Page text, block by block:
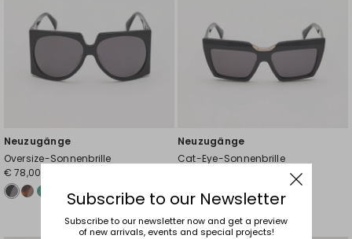
Neuzugänge
Oversize-Sonnenbrille
€ 78,00
Neuzugänge
Cat-Eye-Sonnenbrille
Subscribe to our Newsletter
Subscribe to our newsletter now and get a preview
of new arrivals, events and special projects!